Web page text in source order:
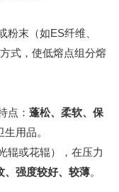
粉末（如ES纤维、
式，使低熔点组分熔
点： 蓬松、柔软、保
用品。
辊或花辊），在压力
、强度较好、较薄。